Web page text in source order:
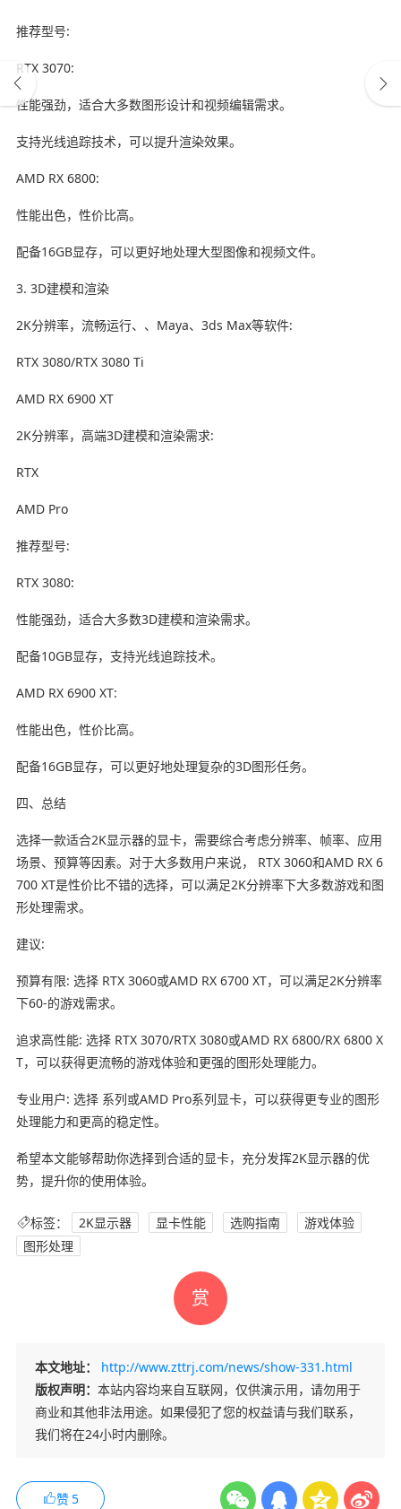
推荐型号:
RTX 3070:
性能强劲，适合大多数图形设计和视频编辑需求。
支持光线追踪技术，可以提升渲染效果。
AMD RX 6800:
性能出色，性价比高。
配备16GB显存，可以更好地处理大型图像和视频文件。
3. 3D建模和渲染
2K分辨率，流畅运行、、Maya、3ds Max等软件:
RTX 3080/RTX 3080 Ti
AMD RX 6900 XT
2K分辨率，高端3D建模和渲染需求:
RTX
AMD Pro
推荐型号:
RTX 3080:
性能强劲，适合大多数3D建模和渲染需求。
配备10GB显存，支持光线追踪技术。
AMD RX 6900 XT:
性能出色，性价比高。
配备16GB显存，可以更好地处理复杂的3D图形任务。
四、总结
选择一款适合2K显示器的显卡，需要综合考虑分辨率、帧率、应用
场景、预算等因素。对于大多数用户来说， RTX 3060和AMD RX 6
700 XT是性价比不错的选择，可以满足2K分辨率下大多数游戏和图
形处理需求。
建议:
预算有限: 选择 RTX 3060或AMD RX 6700 XT，可以满足2K分辨率
下60-的游戏需求。
追求高性能: 选择 RTX 3070/RTX 3080或AMD RX 6800/RX 6800 X
T，可以获得更流畅的游戏体验和更强的图形处理能力。
专业用户: 选择 系列或AMD Pro系列显卡，可以获得更专业的图形
处理能力和更高的稳定性。
希望本文能够帮助你选择到合适的显卡，充分发挥2K显示器的优
势，提升你的使用体验。
标签： 2K显示器 显卡性能 选购指南
游戏体验
图形处理
赏
本文地址：
http://www.zttrj.com/news/show-331.html
版权声明： 本站内容均来自互联网，仅供演示用，请勿用于
商业和其他非法用途。如果侵犯了您的权益请与我们联系，
我们将在24小时内删除。
赞5